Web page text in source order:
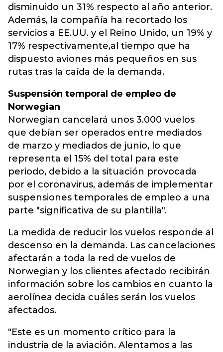
disminuido un 31% respecto al año anterior.
Además, la compañía ha recortado los
servicios a EE.UU. y el Reino Unido, un 19% y
17% respectivamente,al tiempo que ha
dispuesto aviones más pequeños en sus
rutas tras la caída de la demanda.
Suspensión temporal de empleo de
Norwegian
Norwegian cancelará unos 3.000 vuelos
que debían ser operados entre mediados
de marzo y mediados de junio, lo que
representa el 15% del total para este
periodo, debido a la situación provocada
por el coronavirus, además de implementar
suspensiones temporales de empleo a una
parte "significativa de su plantilla".
La medida de reducir los vuelos responde al
descenso en la demanda. Las cancelaciones
afectarán a toda la red de vuelos de
Norwegian y los clientes afectado recibirán
información sobre los cambios en cuanto la
aerolínea decida cuáles serán los vuelos
afectados.
"Este es un momento crítico para la
industria de la aviación. Alentamos a las